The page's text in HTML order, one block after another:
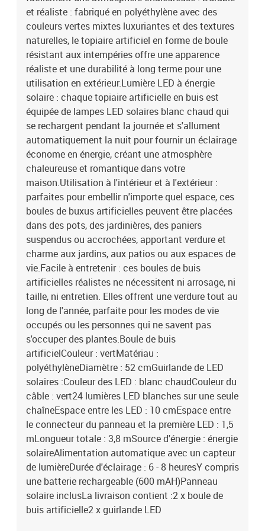
et réaliste : fabriqué en polyéthylène avec des
couleurs vertes mixtes luxuriantes et des textures
naturelles, le topiaire artificiel en forme de boule
résistant aux intempéries offre une apparence
réaliste et une durabilité à long terme pour une
utilisation en extérieur.Lumière LED à énergie
solaire : chaque topiaire artificielle en buis est
équipée de lampes LED solaires blanc chaud qui
se rechargent pendant la journée et s'allument
automatiquement la nuit pour fournir un éclairage
économe en énergie, créant une atmosphère
chaleureuse et romantique dans votre
maison.Utilisation à l'intérieur et à l'extérieur :
parfaites pour embellir n'importe quel espace, ces
boules de buxus artificielles peuvent être placées
dans des pots, des jardinières, des paniers
suspendus ou accrochées, apportant verdure et
charme aux jardins, aux patios ou aux espaces de
vie.Facile à entretenir : ces boules de buis
artificielles réalistes ne nécessitent ni arrosage, ni
taille, ni entretien. Elles offrent une verdure tout au
long de l'année, parfaite pour les modes de vie
occupés ou les personnes qui ne savent pas
s'occuper des plantes.Boule de buis
artificielCouleur : vertMatériau :
polyéthylèneDiamètre : 52 cmGuirlande de LED
solaires :Couleur des LED : blanc chaudCouleur du
câble : vert24 lumières LED blanches sur une seule
chaîneEspace entre les LED : 10 cmEspace entre
le connecteur du panneau et la première LED : 1,5
mLongueur totale : 3,8 mSource d'énergie : énergie
solaireAlimentation automatique avec un capteur
de lumièreDurée d'éclairage : 6 - 8 heuresY compris
une batterie rechargeable (600 mAH)Panneau
solaire inclusLa livraison contient :2 x boule de
buis artificielle2 x guirlande LED